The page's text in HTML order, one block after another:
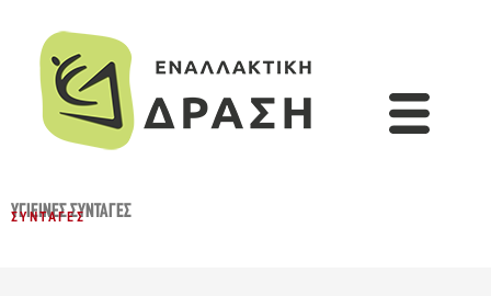
ΥΓΙΕΙΝΈΣ ΣΥΝΤΑΓΈΣ
ΣΥΝΤΑΓΈΣ